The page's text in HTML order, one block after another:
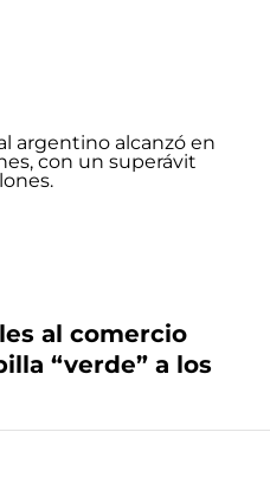
al comercio
“verde” a los